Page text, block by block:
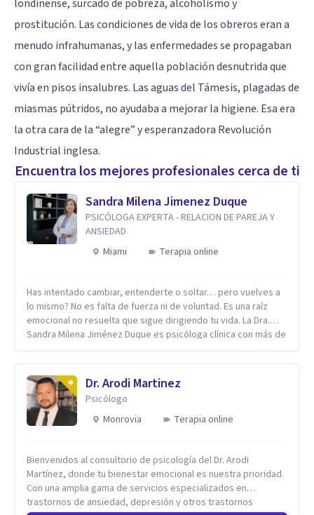
londinense, surcado de pobreza, alcoholismo y
prostitución. Las condiciones de vida de los obreros eran a
menudo infrahumanas, y las enfermedades se propagaban
con gran facilidad entre aquella población desnutrida que
vivía en pisos insalubres. Las aguas del Támesis, plagadas de
miasmas pútridos, no ayudaba a mejorar la higiene. Esa era
la otra cara de la “alegre” y esperanzadora Revolución
Industrial inglesa.
Encuentra los mejores profesionales cerca de ti
Sandra Milena Jimenez Duque
PSICÓLOGA EXPERTA - RELACION DE PAREJA Y
ANSIEDAD
Miami
Terapia online
Has intentado cambiar, entenderte o soltar… pero vuelves a
lo mismo? No es falta de fuerza ni de voluntad. Es una raíz
emocional no resuelta que sigue dirigiendo tu vida. La Dra.
Sandra Milena Jiménez Duque es psicóloga clínica con más de
ansiedad, la baja autoestima, la dependencia emocional y los
conflictos de pareja. Ha trabajado con pacientes en
diferentes países, acompañando procesos complejos. Su
enfoque terapéutico se diferencia por una premisa clara: no
sistema emocional, reprocesamiento de heridas de la
infancia y reestructuración cognitiva profunda, permitiendo
transformar patrones, emociones y decisiones desde su
origen. Si buscas un proceso superficial, este no es el lugar.
Dr. Arodi Martinez
Psicólogo
Monrovia
Terapia online
Bienvenidos al consultorio de psicología del Dr. Arodi
Martínez, donde tu bienestar emocional es nuestra prioridad.
Con una amplia gama de servicios especializados en
trastornos de ansiedad, depresión y otros trastornos